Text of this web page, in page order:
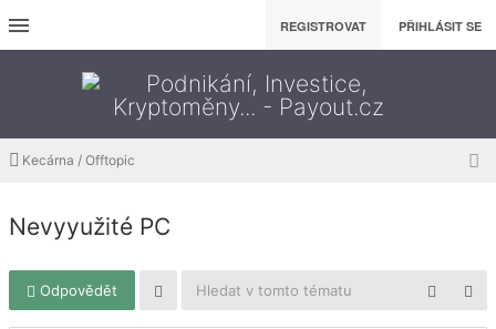
REGISTROVAT PŘIHLÁSIT SE
Kecárna / Offtopic
Nevyyužité PC
Odpovědět